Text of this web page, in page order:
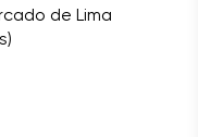
de Lima